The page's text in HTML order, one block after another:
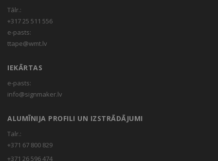
Tālr.:
+317 25 511 556
e-pasts:
ttape@wmt.lv
IEKĀRTAS
e-pasts:
info@signmaker.lv
ALUMĪNIJA PROFILI UN IZSTRĀDĀJUMI
Talr.:
+371 67 800 829
+371 26 596 474